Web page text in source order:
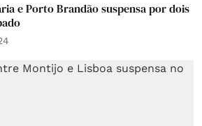
e Porto Brandão suspensa por dois